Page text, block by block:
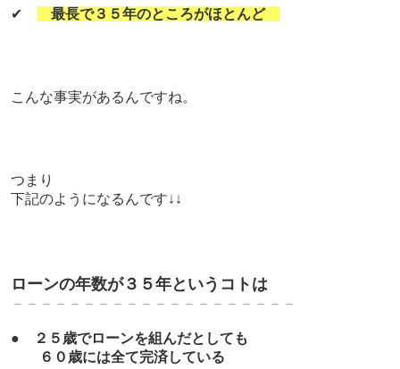
✔ 最長で３５年のところがほとんど
こんな事実があるんですね。
つまり
下記のようになるんです↓↓
ローンの年数が３５年というコトは
－－－－－－－－－－－－－－－－－－－－
●
２５歳でローンを組んだとしても
６０歳には全て完済している